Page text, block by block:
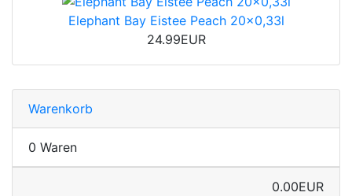
Elephant Bay Eistee Peach 20x0,33l
24.99EUR
Warenkorb
0 Waren
0.00EUR